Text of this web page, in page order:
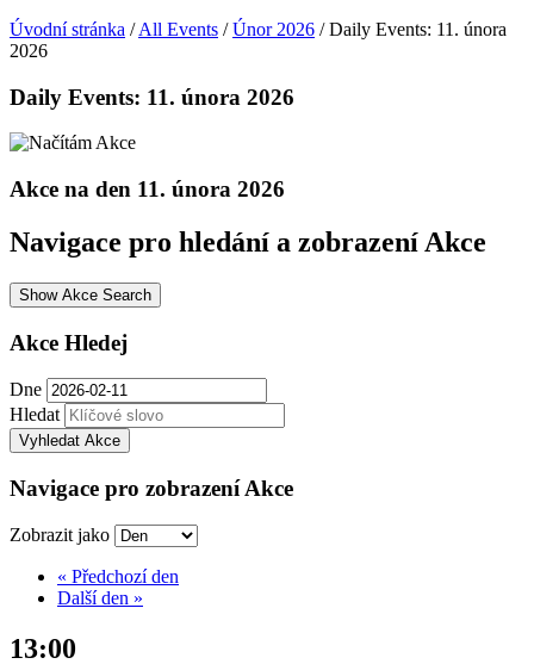
Úvodní stránka /All Events /Únor 2026 /Daily Events: 11. února
2026
Daily Events: 11. února 2026
Akce na den 11. února 2026
Navigace pro hledání a zobrazení Akce
Show Akce Search
Akce Hledej
Dne
Hledat
Navigace pro zobrazení Akce
Zobrazit jako
« Předchozí den
Další den »
13:00